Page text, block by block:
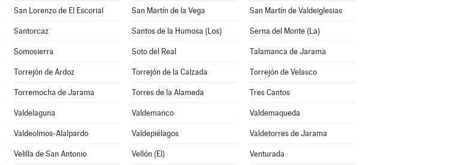
San Lorenzo de El Escorial San Martín de la Vega San Martín de Valdeiglesias
Santorcaz Santos de la Humosa (Los) Serna del Monte (La)
Somosierra Soto del Real Talamanca de Jarama
Torrejón de Ardoz Torrejón de la Calzada Torrejón de Velasco
Torremocha de Jarama Torres de la Alameda Tres Cantos
Valdelaguna Valdemanco Valdemaqueda
Valdeolmos-Alalpardo Valdepiélagos Valdetorres de Jarama
Velilla de San Antonio Vellón (El) Venturada